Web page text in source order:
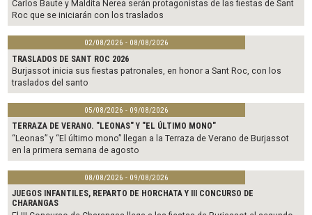
Carlos Baute y Maldita Nerea serán protagonistas de las fiestas de Sant
Roc que se iniciarán con los traslados
02/08/2026 - 08/08/2026
TRASLADOS DE SANT ROC 2026
Burjassot inicia sus fiestas patronales, en honor a Sant Roc, con los
traslados del santo
05/08/2026 - 09/08/2026
TERRAZA DE VERANO. "LEONAS" Y "EL ÚLTIMO MONO"
“Leonas” y “El último mono” llegan a la Terraza de Verano de Burjassot
en la primera semana de agosto
08/08/2026 - 09/08/2026
JUEGOS INFANTILES, REPARTO DE HORCHATA Y III CONCURSO DE
CHARANGAS